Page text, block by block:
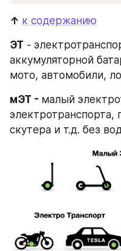
↑ к содержанию
ЭТ -
аккумуляторной
мото, автомобили,
мЭТ - малый
электротранспорта,
скутера и т.д. без